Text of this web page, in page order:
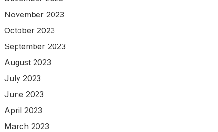
November 2023
October 2023
September 2023
August 2023
July 2023
June 2023
April 2023
March 2023